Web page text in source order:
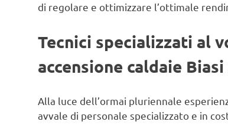
di regolare e ottimizzare l’ottimale
Tecnici specializzati al
accensione caldaie
Alla luce dell’ormai pluriennale
avvale di personale specializzato e in